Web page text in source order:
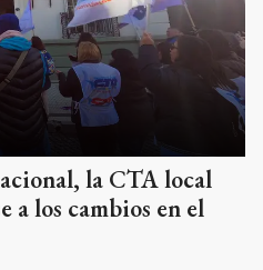
la CTA local
a los cambios en el